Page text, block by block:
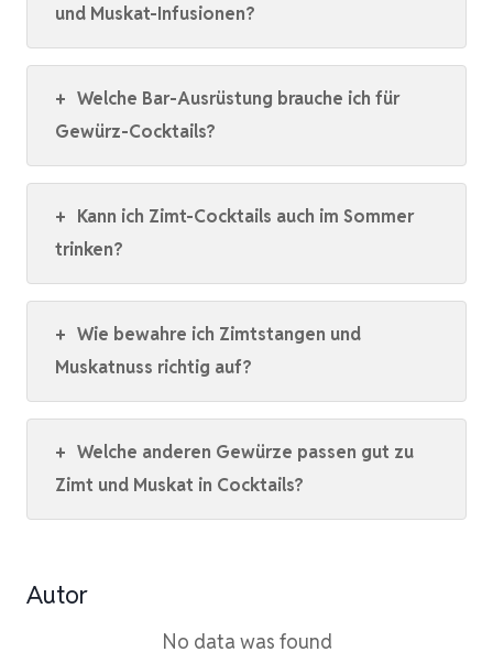
und Muskat-Infusionen?
+ Welche Bar-Ausrüstung brauche ich für
Gewürz-Cocktails?
+ Kann ich Zimt-Cocktails auch im Sommer
trinken?
+ Wie bewahre ich Zimtstangen und
Muskatnuss richtig auf?
+ Welche anderen Gewürze passen gut zu
Zimt und Muskat in Cocktails?
Autor
No data was found